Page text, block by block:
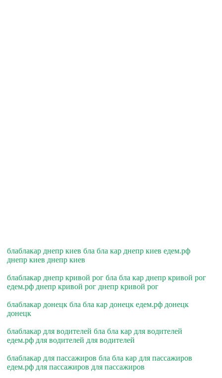
блаблакар днепр киев бла бла кар днепр киев едем.рф
днепр киев днепр киев
блаблакар днепр кривой рог бла бла кар днепр кривой рог
едем.рф днепр кривой рог днепр кривой рог
блаблакар донецк бла бла кар донецк едем.рф донецк
донецк
блаблакар для водителей бла бла кар для водителей
едем.рф для водителей для водителей
блаблакар для пассажиров бла бла кар для пассажиров
едем.рф для пассажиров для пассажиров